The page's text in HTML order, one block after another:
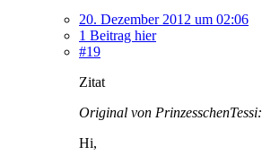
20. Dezember 2012 um 02:06
1 Beitrag hier
#19
Zitat
Original von PrinzesschenTessi:
Hi,